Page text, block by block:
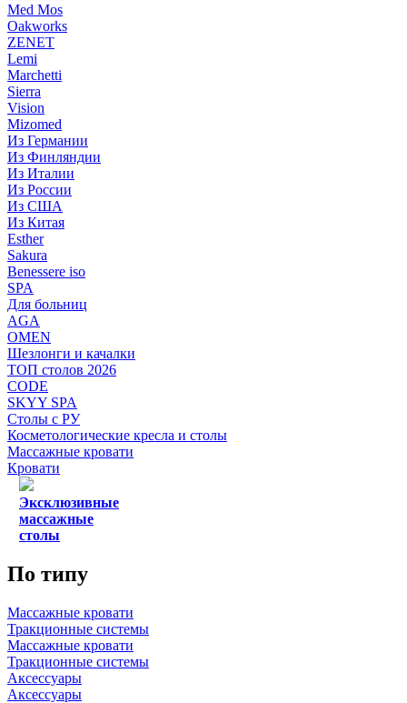
Med Mos
Oakworks
ZENET
Lemi
Marchetti
Sierra
Vision
Mizomed
Из Германии
Из Финляндии
Из Италии
Из России
Из США
Из Китая
Esther
Sakura
Benessere iso
SPA
Для больниц
AGA
OMEN
Шезлонги и качалки
ТОП столов 2026
CODE
SKYY SPA
Столы с РУ
Косметологические кресла и столы
Массажные кровати
Кровати
Эксклюзивные
массажные
столы
По типу
Массажные кровати
Тракционные системы
Массажные кровати
Тракционные системы
Аксессуары
Аксессуары